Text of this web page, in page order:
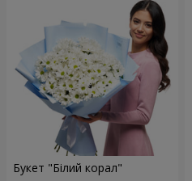
Букет "Білий корал"